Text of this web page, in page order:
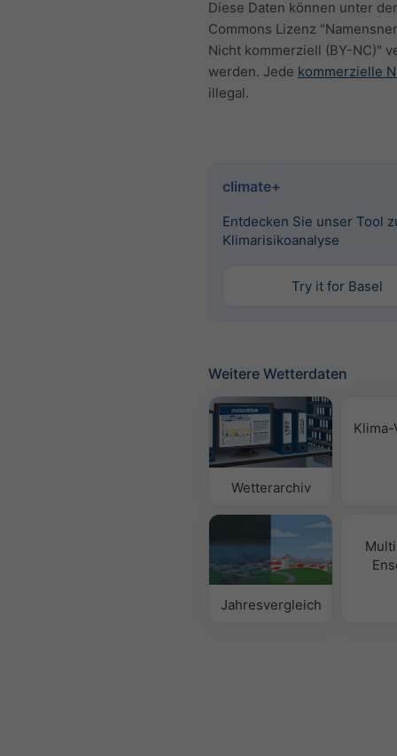
Diese Daten können unter
Commons Lizenz
Nicht kommerziell (BY-NC)"
werden. Jede kommerzielle
illegal.
climate+
Entdecken Sie unser Tool
Klimarisikoanalyse
Try it for Basel
Weitere Wetterdaten
Wetterarchiv
Jahresvergleich